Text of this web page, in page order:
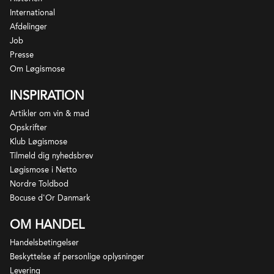
jordbundsforhold. Vinene er sjældent fadlagrede
(med undtagelse af visse Grand Cru vine), og
fremstår med lettere krop og mere syre end de
hvide Bourgognevine fra Cote d'Or .
International
Afdelinger
Job
Presse
Om Løgismose
INSPIRATION
Artikler om vin & mad
Opskrifter
Klub Løgismose
Tilmeld dig nyhedsbrev
Løgismose i Netto
Nordre Toldbod
Bocuse d'Or Danmark
OM HANDEL
Handelsbetingelser
Beskyttelse af personlige oplysninger
Levering